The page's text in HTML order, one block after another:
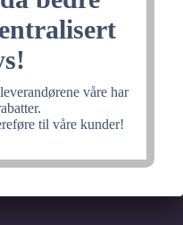
våre har
til våre kunder!